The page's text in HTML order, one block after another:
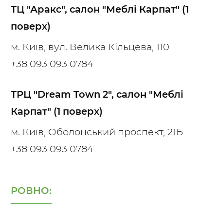
ТЦ "Аракс", салон "Меблі Карпат" (1
поверх)
м. Київ, вул. Велика Кільцева, 110
+38 093 093 0784
ТРЦ "Dream Town 2", салон "Меблі
Карпат" (1 поверх)
м. Київ, Оболонський проспект, 21Б
+38 093 093 0784
РОВНО: